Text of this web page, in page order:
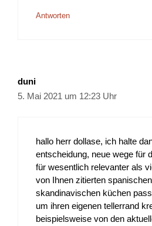
Antworten
duni
5. Mai 2021 um 12:23 Uhr
hallo herr dollase, ich halte
entscheidung, neue wege für
für wesentlich relevanter als
von Ihnen zitierten
skandinavischen küchen
um ihren eigenen tellerrand
beispielsweise von den